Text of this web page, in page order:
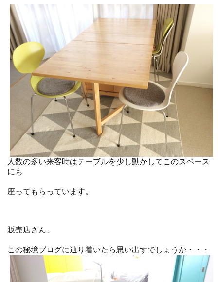
人数の多い来客時はテーブルを少し動かしてこのスペース
にも
座ってもらっています。
販売店さん、
この秘境ブログに辿り着いたら思い出すでしょうか・・・